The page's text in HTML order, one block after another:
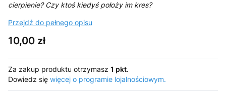
cierpienie? Czy ktoś kiedyś położy im kres?
Przejdź do pełnego opisu
Cena
10,00 zł
Za zakup produktu otrzymasz 1 pkt.
Dowiedz się więcej o programie lojalnościowym.